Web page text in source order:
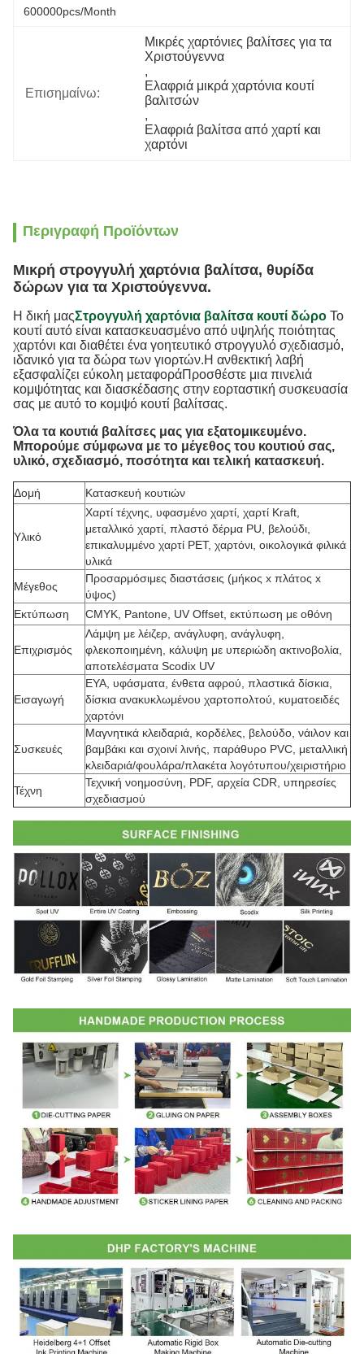
600000pcs/month
Επισημαίνω:
Μικρές χαρτόνιες βαλίτσες για τα
Χριστούγεννα
,
Ελαφριά μικρά χαρτόνια κουτί
βαλιτσών
,
Ελαφριά βαλίτσα από χαρτί και
χαρτόνι
Περιγραφή Προϊόντων
Μικρή στρογγυλή χαρτόνια βαλίτσα, θυρίδα
δώρων για τα Χριστούγεννα.
Η δική μαςΣτρογγυλή χαρτόνια βαλίτσα κουτί δώρο Το
κουτί αυτό είναι κατασκευασμένο από υψηλής ποιότητας
χαρτόνι και διαθέτει ένα γοητευτικό στρογγυλό σχεδιασμό,
ιδανικό για τα δώρα των γιορτών.Η ανθεκτική λαβή
εξασφαλίζει εύκολη μεταφοράΠροσθέστε μια πινελιά
κομψότητας και διασκέδασης στην εορταστική συσκευασία
σας με αυτό το κομψό κουτί βαλίτσας.
Όλα τα κουτιά βαλίτσες μας για εξατομικευμένο.
Μπορούμε σύμφωνα με το μέγεθος του κουτιού σας,
υλικό, σχεδιασμό, ποσότητα και τελική κατασκευή.
Δομή Κατασκευή κουτιών
Υλικό
Χαρτί τέχνης, υφασμένο χαρτί, χαρτί Kraft,
μεταλλικό χαρτί, πλαστό δέρμα PU, βελούδι,
επικαλυμμένο χαρτί PET, χαρτόνι, οικολογικά φιλικά
υλικά
Μέγεθος
Προσαρμόσιμες διαστάσεις (μήκος x πλάτος x
ύψος)
Εκτύπωση
CMYK, Pantone, UV Offset, εκτύπωση με οθόνη
Επιχρισμός
Λάμψη με λέιζερ, ανάγλυφη, ανάγλυφη,
φλεκοποιημένη, κάλυψη με υπεριώδη ακτινοβολία,
αποτελέσματα Scodix UV
Εισαγωγή
ΕΥΑ, υφάσματα, ένθετα αφρού, πλαστικά δίσκια,
δίσκια ανακυκλωμένου χαρτοπολτού, κυματοειδές
χαρτόνι
Συσκευές
Μαγνητικά κλειδαριά, κορδέλες, βελούδο, νάιλον και
βαμβάκι και σχοινί λινής, παράθυρο PVC, μεταλλική
κλειδαριά/φουλάρα/πλακέτα λογότυπου/χειριστήριο
Τέχνη
Τεχνική νοημοσύνη, PDF, αρχεία CDR, υπηρεσίες
σχεδιασμού